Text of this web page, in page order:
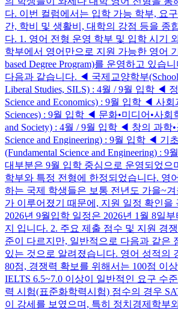
다. 이번 컬럼에서는 입학 가능 학부, 요
간, 학비 및 생활비, 대학의 강점 등을 종
다. 1. 영어 전형 운영 학부 및 입학 시기
학부에서 영어만으로 지원 가능한 영어
based Degree Program)를 운영하고 있습
다음과 같습니다. ◀ 국제교양학부(School
Liberal Studies, SILS) : 4월 / 9월 입학 ◀
Science and Economics) : 9월 입학 ◀ 사회
Sciences) : 9월 입학 ◀ 문화•미디어•사회
and Society) : 4월 / 9월 입학 ◀ 창의 과학
Science and Engineering) : 9월 입학 ◀ 기
(Fundamental Science and Engineering) : 9
대부분은 9월 입학 중심으로 운영되었으
학부와 특정 전형에 한정되었습니다. 영
하는 국제 학생들은 보통 전년도 가을~
가 이루어졌기 때문에, 지원 일정 확인을
2026년 9월입학 일정은 2026년 1월 8일
지 입니다. 2. 주요 제출 점수 및 지원 경
준이 다르지만, 일반적으로 다음과 같은
있는 것으로 알려졌습니다. 영어 성적의
80점, 경쟁력 확보를 위해서는 100점 이
IELTS 6.5~7.0 이상이 일반적인 요구 수
력 시험(표준화학력시험) 점수의 경우
이 강세를 보였으며, 특히 정치경제학부